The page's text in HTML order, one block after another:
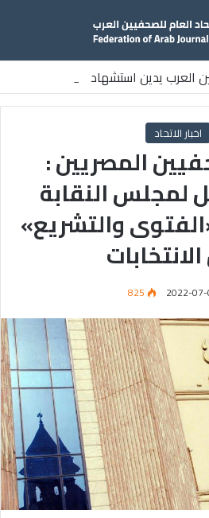
العرب يدين استشهاد
باستهداف إسرائيلي وسط قطاع غزة
اخبار الاتحاد
المصريين :
لمجلس النقابة
والتشريع»
2022-
825